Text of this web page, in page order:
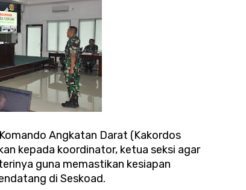
Angkatan Darat (Kakordos
kepada koordinator, ketua seksi agar
guna memastikan kesiapan
di Seskoad.